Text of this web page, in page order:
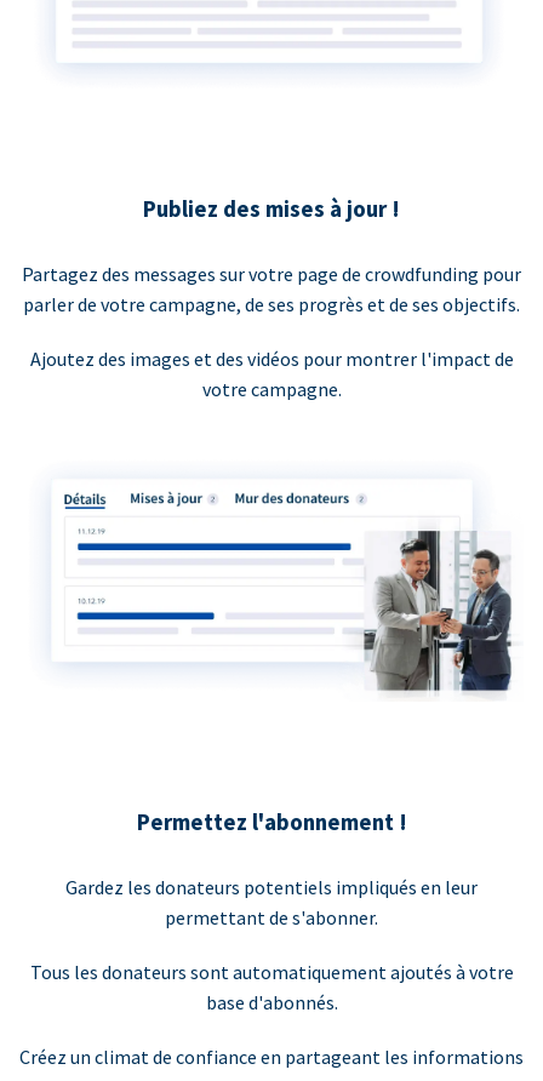
Publiez des mises à jour !
Partagez des messages sur votre page de crowdfunding pour
parler de votre campagne, de ses progrès et de ses objectifs.
Ajoutez des images et des vidéos pour montrer l'impact de
votre campagne.
Permettez l'abonnement !
Gardez les donateurs potentiels impliqués en leur
permettant de s'abonner.
Tous les donateurs sont automatiquement ajoutés à votre
base d'abonnés.
Créez un climat de confiance en partageant les informations